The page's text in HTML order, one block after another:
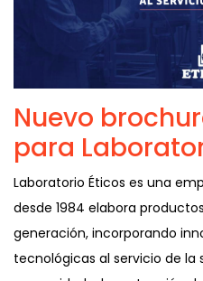
Nuevo
para
Laboratorio Éticos es una
desde 1984 elabora
generación, incorporando
tecnológicas al servicio de la